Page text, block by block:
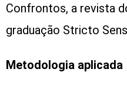
Confrontos, a revista
graduação Stricto
Metodologia aplicada